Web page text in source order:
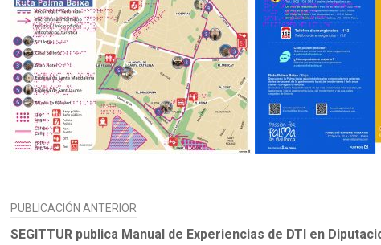
NAVEGACIÓN
DE
PUBLICACIÓN ANTERIOR
SEGITTUR publica Manual de Experiencias de DTI en